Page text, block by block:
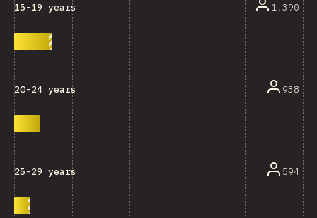
15-19 years 1,390
20-24 years 938
25-29 years 594